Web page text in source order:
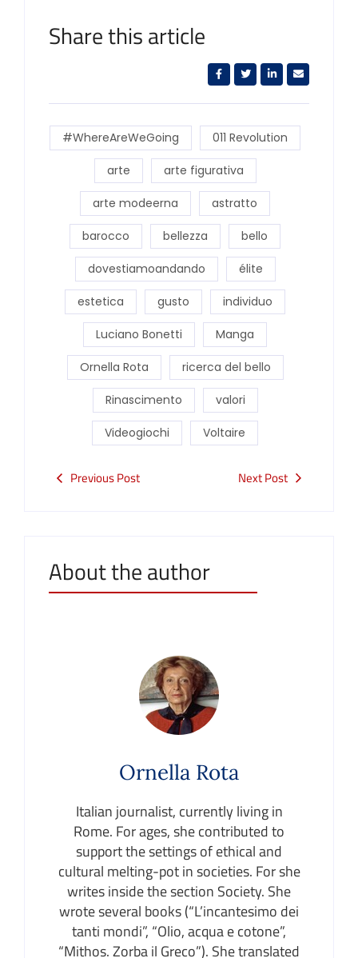
Share this article
#WhereAreWeGoing 011 Revolution
arte arte figurativa
arte modeerna astratto
barocco bellezza bello
dovestiamoandando élite
estetica gusto individuo
Luciano Bonetti Manga
Ornella Rota ricerca del bello
Rinascimento valori
Videogiochi Voltaire
Previous Post Next Post
About the author
Ornella Rota
Italian journalist, currently living in
Rome. For ages, she contributed to
support the settings of ethical and
cultural melting-pot in societies. For she
writes inside the section Society. She
wrote several books (“L’incantesimo dei
tanti mondi”, “Olio, acqua e cotone”,
“Mithos. Zorba il Greco”). She translated